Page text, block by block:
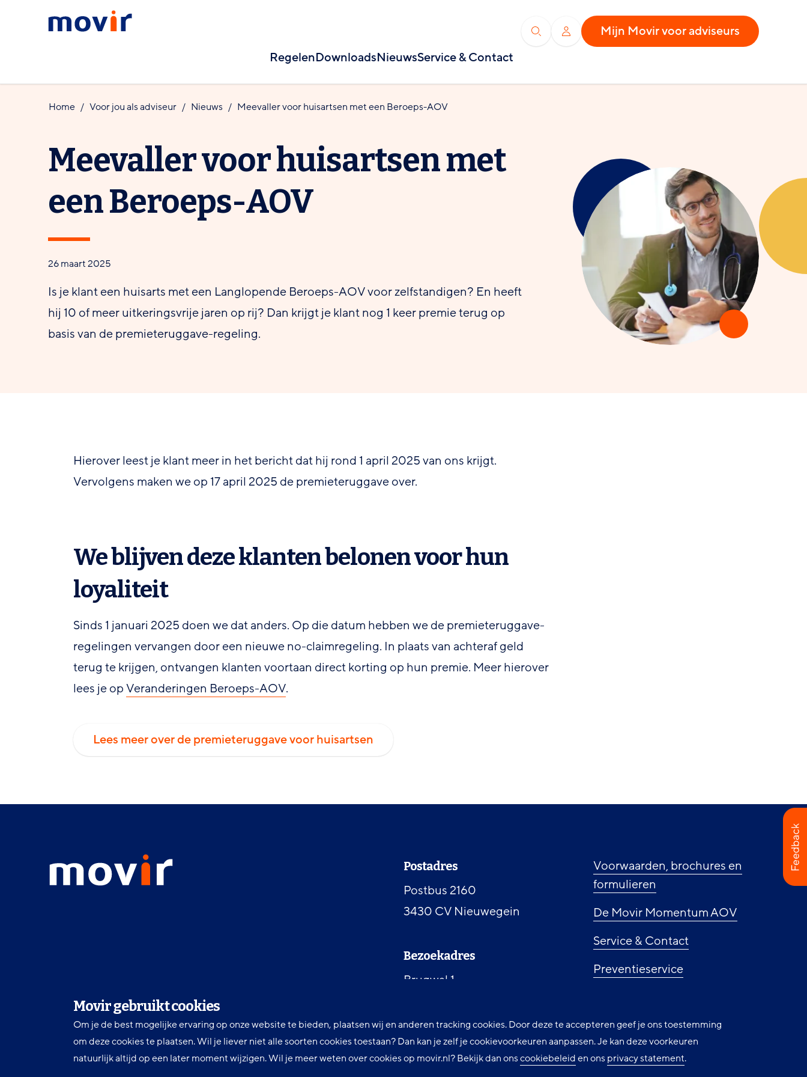
Movir gebruikt cookies
Om je de best mogelijke ervaring op onze website te bieden, plaatsen wij en anderen tracking cookies. Door deze te accepteren geef je ons toestemming
om deze cookies te plaatsen. Wil je liever niet alle soorten cookies toestaan? Dan kan je zelf je cookievoorkeuren aanpassen. Je kan deze voorkeuren
natuurlijk altijd op een later moment wijzigen. Wil je meer weten over cookies op movir.nl? Bekijk dan onscookiebeleiden onsprivacy statement.
Spring
SpringMovir
naar
de
RegelenDownloadsNieuwsService & Contact
ZoekenInloggenMijn Movir voor adviseurs
Home Voor jou alsadviseur Nieuws Meevaller voor huisartsen met een Beroeps-AOV
Meevaller voor huisartsen met
een Beroeps-AOV
26 maart 2025
Is je klant een huisarts met een Langlopende Beroeps-AOV voor zelfstandigen? En heeft
hij 10 of meer uitkeringsvrije jaren op rij? Dan krijgt je klant nog 1 keer premie terug op
basis van de premieteruggave-regeling.
Hierover leest je klant meer in het bericht dat hij rond 1 april 2025 van ons krijgt.
Vervolgens maken we op 17 april 2025 de premieteruggave over.
We blijven deze klanten belonen voor hun
loyaliteit
Sinds 1 januari 2025 doen we dat anders. Op die datum hebben we de premieteruggave-
regelingen vervangen door een nieuwe no-claimregeling. In plaats van achteraf geld
terug te krijgen, ontvangen klanten voortaan direct korting op hun premie. Meer hierover
lees je opVeranderingen Beroeps-AOV.
Lees meer over de premieteruggave voor huisartsen
Movir
-
Contactinformatie
Postadres
Postbus 2160
3430 CV Nieuwegein
Bezoekadres
Brugwal 1
Telefoon
Voorwaarden, brochures en
formulieren
De Movir Momentum AOV
Service & Contact
Preventieservice
Cookie instellingen
Volg ons LinkedInFacebookTwitter